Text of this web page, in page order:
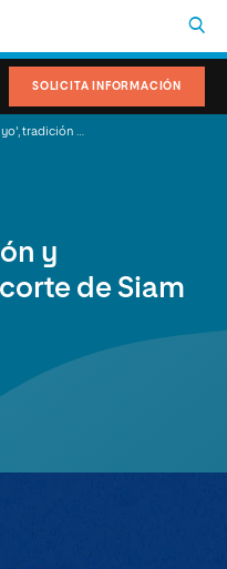
SOLICITA INFORMACIÓN
y
de Siam